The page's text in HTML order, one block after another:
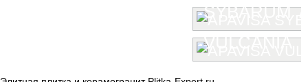
SYBARUM
VULCANIA